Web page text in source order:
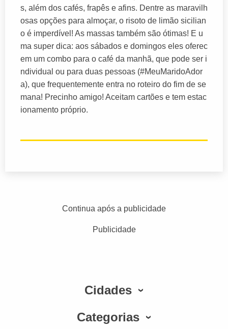
s, além dos cafés, frapês e afins. Dentre as maravilh
osas opções para almoçar, o risoto de limão sicilian
o é imperdível! As massas também são ótimas! E u
ma super dica: aos sábados e domingos eles oferec
em um combo para o café da manhã, que pode ser i
ndividual ou para duas pessoas (#MeuMaridoAdor
a), que frequentemente entra no roteiro do fim de se
mana! Precinho amigo! Aceitam cartões e tem estac
ionamento próprio.
Continua após a publicidade
Publicidade
Cidades
Categorias